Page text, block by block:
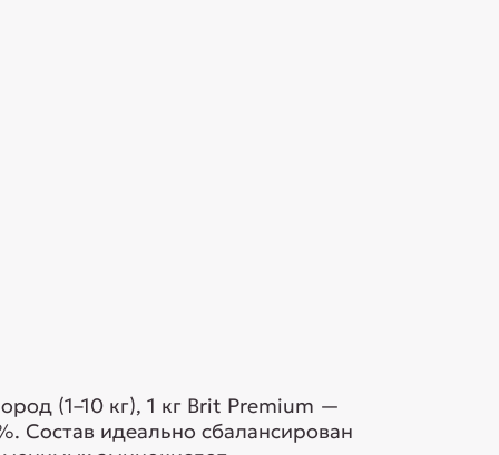
(1–10 кг), 1 кг Brit Premium —
Состав идеально сбалансирован